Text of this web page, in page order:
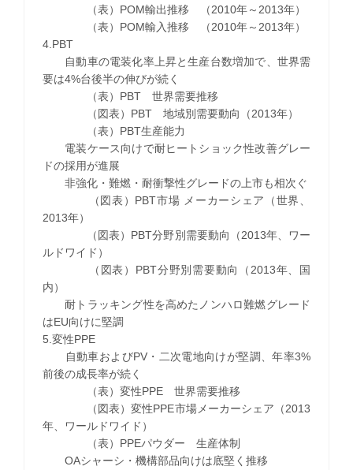
（表）POM輸出推移 （2010年～2013年）
（表）POM輸入推移 （2010年～2013年）
4.PBT
自動車の電装化率上昇と生産台数増加で、世界需
要は4%台後半の伸びが続く
（表）PBT 世界需要推移
（図表）PBT 地域別需要動向（2013年）
（表）PBT生産能力
電装ケース向けで耐ヒートショック性改善グレー
ドの採用が進展
非強化・難燃・耐衝撃性グレードの上市も相次ぐ
（図表）PBT市場 メーカーシェア（世界、
2013年）
（図表）PBT分野別需要動向（2013年、ワー
ルドワイド）
（図表）PBT分野別需要動向（2013年、国
内）
耐トラッキング性を高めたノンハロ難燃グレード
はEU向けに堅調
5.変性PPE
自動車およびPV・二次電地向けが堅調、年率3%
前後の成長率が続く
（表）変性PPE 世界需要推移
（図表）変性PPE市場メーカーシェア（2013
年、ワールドワイド）
（表）PPEパウダー 生産体制
OAシャーシ・機構部品向けは底堅く推移